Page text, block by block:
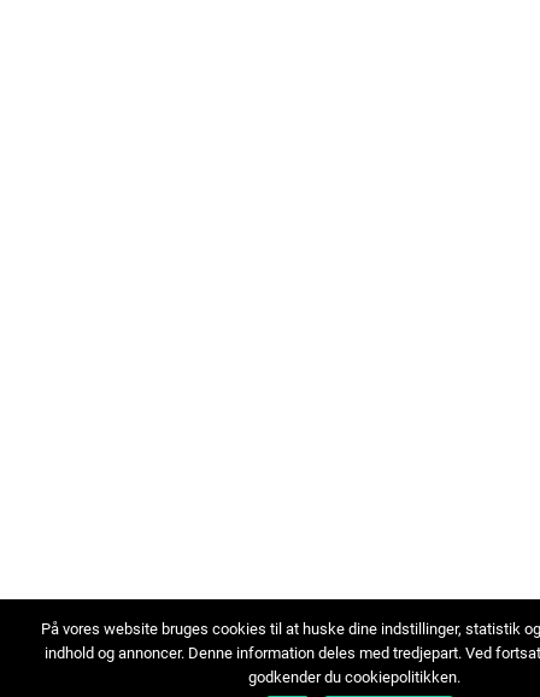
På vores website bruges cookies til at huske dine indstillinger, statistik
indhold og annoncer. Denne information deles med tredjepart. Ved
godkender du cookiepolitikken.